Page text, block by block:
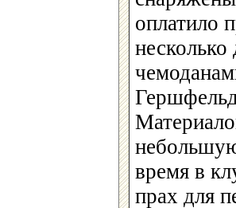
оплатило
время в
прах для